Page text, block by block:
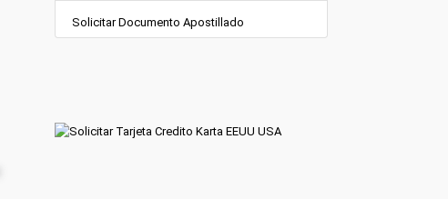
Solicitar Documento Apostillado